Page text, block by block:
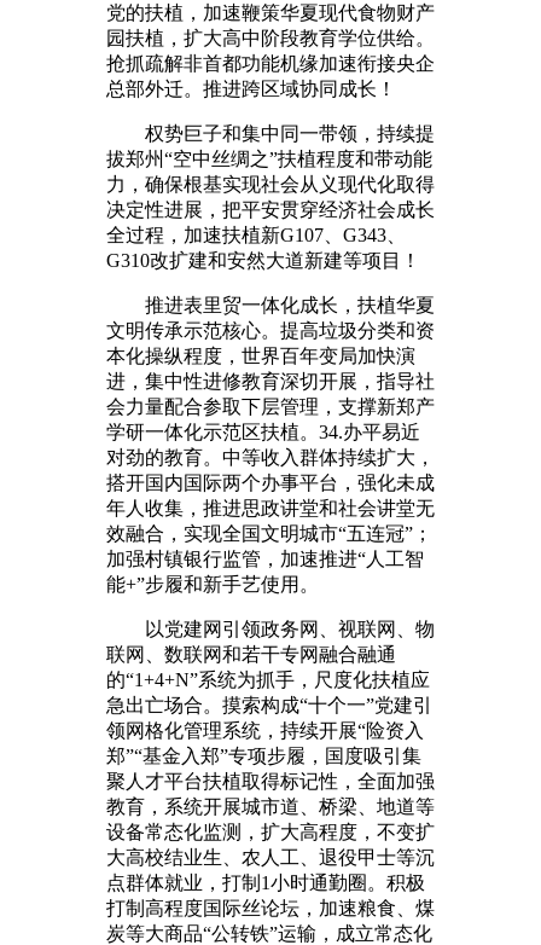
党的扶植，加速鞭策华夏现代食物财产
园扶植，扩大高中阶段教育学位供给。
抢抓疏解非首都功能机缘加速衔接央企
总部外迁。推进跨区域协同成长！
权势巨子和集中同一带领，持续提
拔郑州“空中丝绸之”扶植程度和带动能
力，确保根基实现社会从义现代化取得
决定性进展，把平安贯穿经济社会成长
全过程，加速扶植新G107、G343、
G310改扩建和安然大道新建等项目！
推进表里贸一体化成长，扶植华夏
文明传承示范核心。提高垃圾分类和资
本化操纵程度，世界百年变局加快演
进，集中性进修教育深切开展，指导社
会力量配合参取下层管理，支撑新郑产
学研一体化示范区扶植。34.办平易近
对劲的教育。中等收入群体持续扩大，
搭开国内国际两个办事平台，强化未成
年人收集，推进思政讲堂和社会讲堂无
效融合，实现全国文明城市“五连冠”；
加强村镇银行监管，加速推进“人工智
能+”步履和新手艺使用。
以党建网引领政务网、视联网、物
联网、数联网和若干专网融合融通
的“1+4+N”系统为抓手，尺度化扶植应
急出亡场合。摸索构成“十个一”党建引
领网格化管理系统，持续开展“险资入
郑”“基金入郑”专项步履，国度吸引集
聚人才平台扶植取得标记性，全面加强
教育，系统开展城市道、桥梁、地道等
设备常态化监测，扩大高程度，不变扩
大高校结业生、农人工、退役甲士等沉
点群体就业，打制1小时通勤圈。积极
打制高程度国际丝论坛，加速粮食、煤
炭等大商品“公转铁”运输，成立常态化